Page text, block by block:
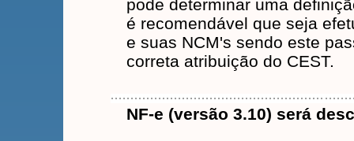
pode determinar uma
é recomendável que seja
e suas NCM's sendo este
correta atribuição do CEST.
NF-e (versão 3.10) será